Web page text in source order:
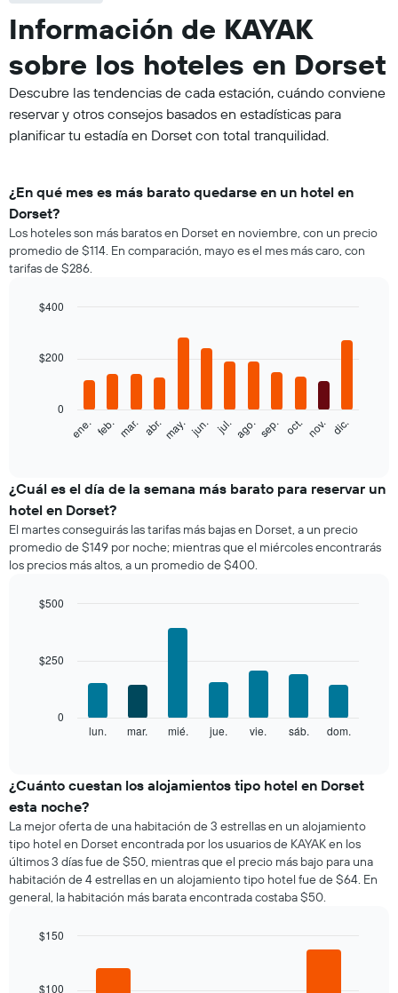
Información de KAYAK
sobre los hoteles en Dorset
Descubre las tendencias de cada estación, cuándo conviene
reservar y otros consejos basados en estadísticas para
planificar tu estadía en Dorset con total tranquilidad.
¿En qué mes es más barato quedarse en un hotel en
Dorset?
Los hoteles son más baratos en Dorset en noviembre, con un precio
promedio de $114. En comparación, mayo es el mes más caro, con
tarifas de $286.
with
siguiente
el
precio
promedio
de
una
habitación
mes
muestra
El
gráfico
muestra
1
eje
Y
que
indica
precio
ene. feb. mar. abr.may. jun. jul. ago. sep. oct. nov. dic.
0
$200
$400
¿Cuál es el día de la semana más barato para reservar un
hotel en Dorset?
El martes conseguirás las tarifas más bajas en Dorset, a un precio
promedio de $149 por noche; mientras que el miércoles encontrarás
los precios más altos, a un promedio de $400.
el
precio
promedio
de
una
habitación
por
cada
de
El
lun. mar. mié. jue. vie. sáb. dom.
0
$250
$500
¿Cuánto cuestan los alojamientos tipo hotel en Dorset
esta noche?
La mejor oferta de una habitación de 3 estrellas en un alojamiento
tipo hotel en Dorset encontrada por los usuarios de KAYAK en los
últimos 3 días fue de $50, mientras que el precio más bajo para una
habitación de 4 estrellas en un alojamiento tipo hotel fue de $64. En
general, la habitación más barata encontrada costaba $50.
with
$100
$150